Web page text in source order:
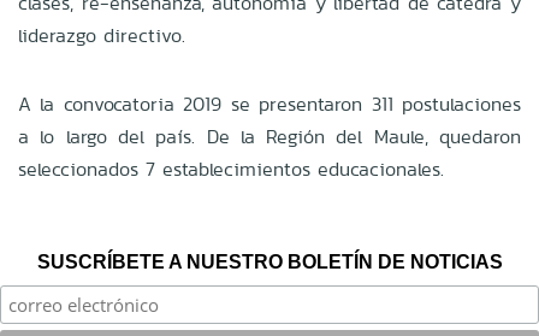
liderazgo directivo.
A la convocatoria 2019 se presentaron 311 postulaciones
a lo largo del país. De la Región del Maule, quedaron
seleccionados 7 establecimientos educacionales.
SUSCRÍBETE A NUESTRO BOLETÍN DE NOTICIAS